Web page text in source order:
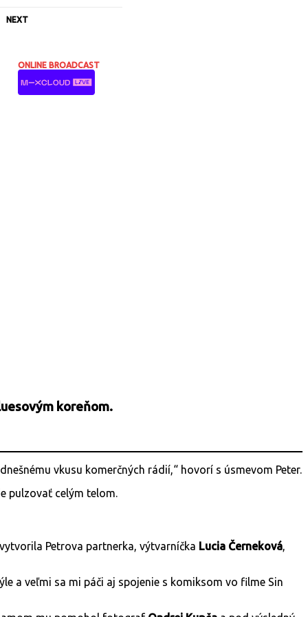
NEXT
ONLINE BROADCAST
koreňom.
vkusu komerčných rádií,“ hovorí s úsmevom Peter.
pulzovať celým telom.
Petrova partnerka, výtvarníčka Lucia Černeková,
a veľmi sa mi páči aj spojenie s komiksom vo filme Sin